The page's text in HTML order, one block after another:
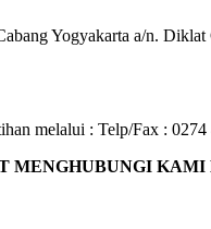
Yogyakarta a/n. Diklat
melalui : Telp/Fax :
KAMI